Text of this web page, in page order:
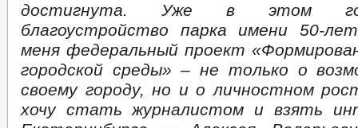
достигнута. Уже в этом
благоустройство парка имени 50-
меня федеральный проект
городской среды» – не только о
своему городу, но и о личностном
хочу стать журналистом и взять